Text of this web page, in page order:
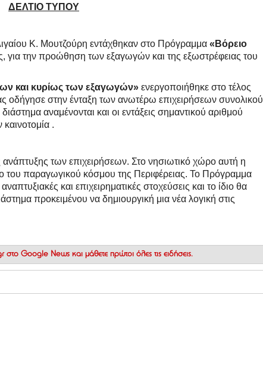
ΔΕΛΤΙΟ ΤΥΠΟΥ
Κ. Μουτζούρη εντάχθηκαν στο Πρόγραμμα «Βόρειο
για την προώθηση των εξαγωγών και της εξωστρέφειας του
και κυρίως των εξαγωγών» ενεργοποιήθηκε στο τέλος
οδήγησε στην ένταξη των ανωτέρω επιχειρήσεων συνολικού
αναμένονται και οι εντάξεις σημαντικού αριθμού
.
ανάπτυξης των επιχειρήσεων. Στο νησιωτικό χώρο αυτή η
του παραγωγικού κόσμου της Περιφέρειας. Το Πρόγραμμα
και επιχειρηματικές στοχεύσεις και το ίδιο θα
προκειμένου να δημιουργική μια νέα λογική στις
στο Google News και μάθετε πρώτοι όλες τις ειδήσεις.